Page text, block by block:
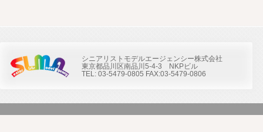
シニアリストモデルエージェンシー株式会社
東京都品川区南品川5-4-3 NKPビル
TEL: 03-5479-0805 FAX:03-5479-0806